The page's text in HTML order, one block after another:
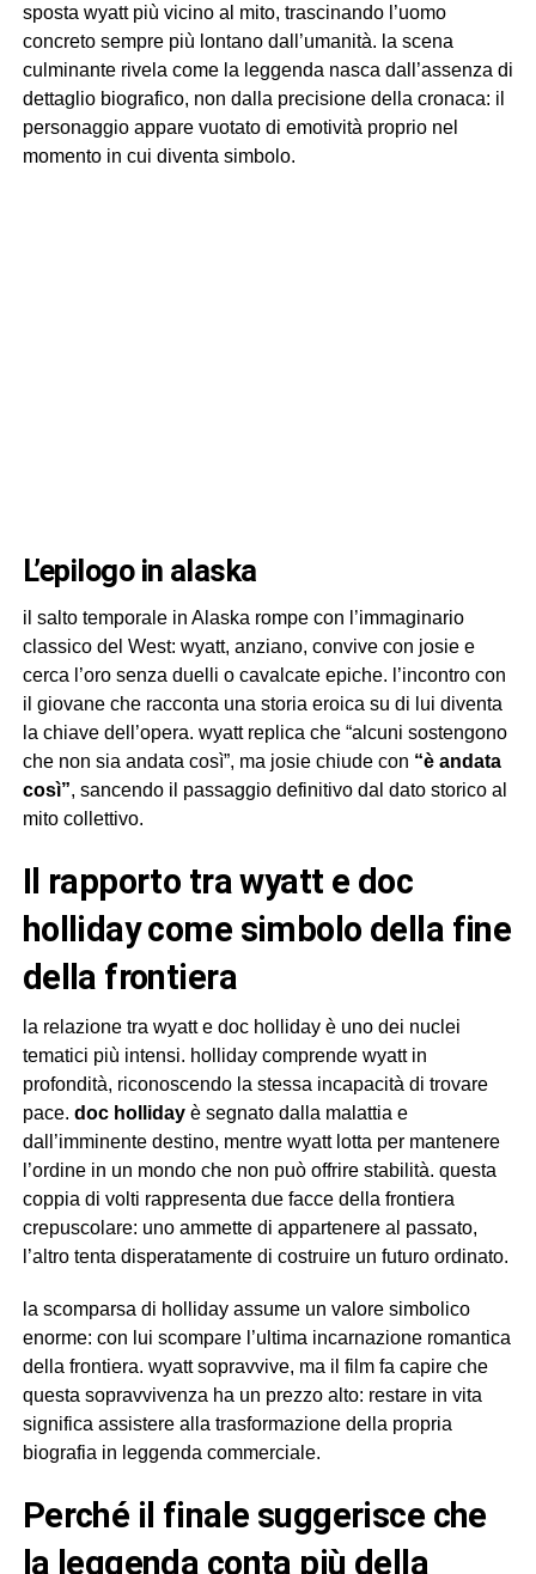
sposta wyatt più vicino al mito, trascinando l’uomo
concreto sempre più lontano dall’umanità. la scena
culminante rivela come la leggenda nasca dall’assenza di
dettaglio biografico, non dalla precisione della cronaca: il
personaggio appare vuotato di emotività proprio nel
momento in cui diventa simbolo.
l’epilogo in alaska
il salto temporale in Alaska rompe con l’immaginario
classico del West: wyatt, anziano, convive con josie e
cerca l’oro senza duelli o cavalcate epiche. l’incontro con
il giovane che racconta una storia eroica su di lui diventa
la chiave dell’opera. wyatt replica che “alcuni sostengono
che non sia andata così”, ma josie chiude con “è andata
così”, sancendo il passaggio definitivo dal dato storico al
mito collettivo.
il rapporto tra wyatt e doc
holliday come simbolo della fine
della frontiera
la relazione tra wyatt e doc holliday è uno dei nuclei
tematici più intensi. holliday comprende wyatt in
profondità, riconoscendo la stessa incapacità di trovare
pace. doc hollidayè segnato dalla malattia e
dall’imminente destino, mentre wyatt lotta per mantenere
l’ordine in un mondo che non può offrire stabilità. questa
coppia di volti rappresenta due facce della frontiera
crepuscolare: uno ammette di appartenere al passato,
l’altro tenta disperatamente di costruire un futuro ordinato.
la scomparsa di holliday assume un valore simbolico
enorme: con lui scompare l’ultima incarnazione romantica
della frontiera. wyatt sopravvive, ma il film fa capire che
questa sopravvivenza ha un prezzo alto: restare in vita
significa assistere alla trasformazione della propria
biografia in leggenda commerciale.
perché il finale suggerisce che
la leggenda conta più della